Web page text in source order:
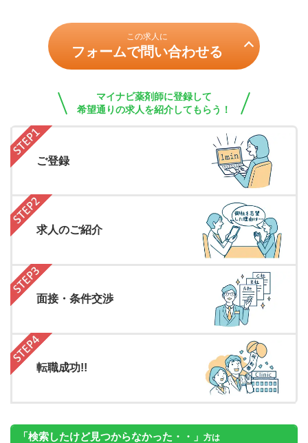
この求人に
フォームで問い合わせる
マイナビ薬剤師に登録して
希望通りの求人を紹介してもらう！
ご登録
求人のご紹介
面接・条件交渉
転職成功!!
「検索したけど見つからなかった・・」 方は